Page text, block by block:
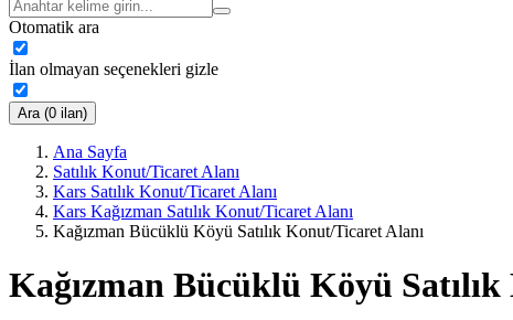
Otomatik ara
İlan olmayan seçenekleri gizle
Ara (0 ilan)
Ana Sayfa
Satılık Konut/Ticaret Alanı
Kars Satılık Konut/Ticaret Alanı
Kars Kağızman Satılık Konut/Ticaret Alanı
Kağızman Bücüklü Köyü Satılık Konut/Ticaret Alanı
Kağızman Bücüklü Köyü